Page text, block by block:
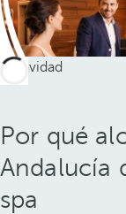
Por qué
Andalucía
spa